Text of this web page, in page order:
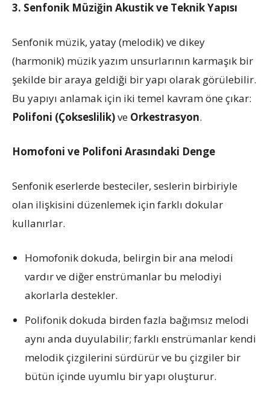
3. Senfonik Müziğin Akustik ve Teknik Yapısı
Senfonik müzik, yatay (melodik) ve dikey
(harmonik) müzik yazım unsurlarının karmaşık bir
şekilde bir araya geldiği bir yapı olarak görülebilir.
Bu yapıyı anlamak için iki temel kavram öne çıkar:
Polifoni (Çokseslilik)ve Orkestrasyon.
Homofoni ve Polifoni Arasındaki Denge
Senfonik eserlerde besteciler, seslerin birbiriyle
olan ilişkisini düzenlemek için farklı dokular
kullanırlar.
Homofonik dokuda, belirgin bir ana melodi
vardır ve diğer enstrümanlar bu melodiyi
akorlarla destekler.
Polifonik dokuda birden fazla bağımsız melodi
aynı anda duyulabilir; farklı enstrümanlar kendi
melodik çizgilerini sürdürür ve bu çizgiler bir
bütün içinde uyumlu bir yapı oluşturur.